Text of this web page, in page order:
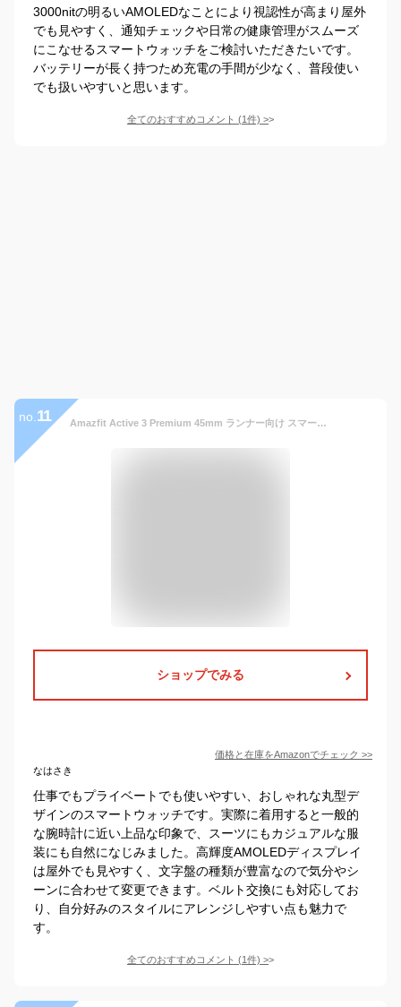
3000nitの明るいAMOLEDなことにより視認性が高まり屋外
でも見やすく、通知チェックや日常の健康管理がスムーズ
にこなせるスマートウォッチをご検討いただきたいです。
バッテリーが長く持つため充電の手間が少なく、普段使い
でも扱いやすいと思います。
全てのおすすめコメント (1件) >
no. 11 Amazfit Active 3 Premium 45mm ランナー向け スマートウォッチ HYROX Strava Runtrip 3000nit 高輝度 AMOLED GPS 5衛星 オフラインマップ AIによる音声操作 睡眠 運動管理 心拍 睡眠 健康管理 170+ スポーツモード ナビゲーション ルートインポート 5ATM防水 12日間バッテリー持続 丸型 (エアロホワイト)
ショップでみる
価格と在庫をAmazonでチェック >>
なはさき
仕事でもプライベートでも使いやすい、おしゃれな丸型デ
ザインのスマートウォッチです。実際に着用すると一般的
な腕時計に近い上品な印象で、スーツにもカジュアルな服
装にも自然になじみました。高輝度AMOLEDディスプレイ
は屋外でも見やすく、文字盤の種類が豊富なので気分やシ
ーンに合わせて変更できます。ベルト交換にも対応してお
り、自分好みのスタイルにアレンジしやすい点も魅力で
す。
全てのおすすめコメント (1件) >